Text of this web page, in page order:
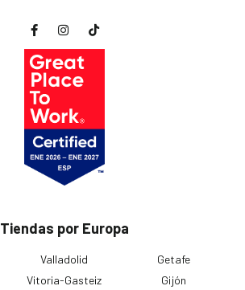
Tiendas por Europa
Valladolid
Vitoria-Gasteiz
Getafe
Gijón